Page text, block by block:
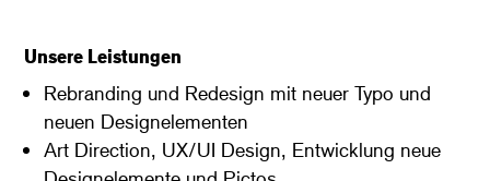
Unsere Leistungen
Rebranding und Redesign mit neuer Typo und
neuen Designelementen
Art Direction, UX/UI Design, Entwicklung neue